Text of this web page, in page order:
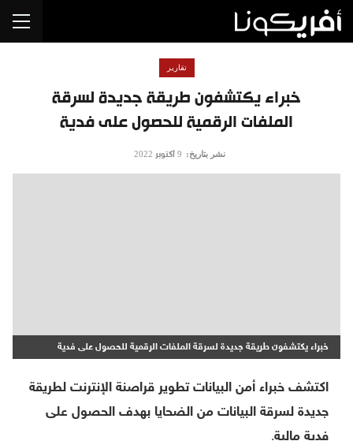
خبراء يكتشفون طريقة جديدة لسرقة
الملفات الرقمية للحصول على فدية
تقارير
نشر بتاريخ: 9 أكتوبر 2022
خبراء يكتشفون طريقة جديدة لسرقة الملفات الرقمية للحصول على فدية
اكتشف خبراء أمن البيانات تطوير قراصنة الإنترنت لطريقة
جديدة لسرقة البيانات من الضحايا بهدف الحصول على
فدية مالية.